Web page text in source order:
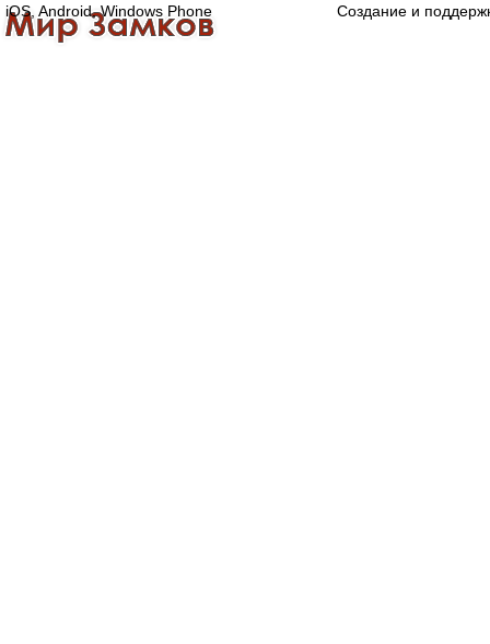
Главная
Каталог
iOS, Android, Windows Phone Создание и